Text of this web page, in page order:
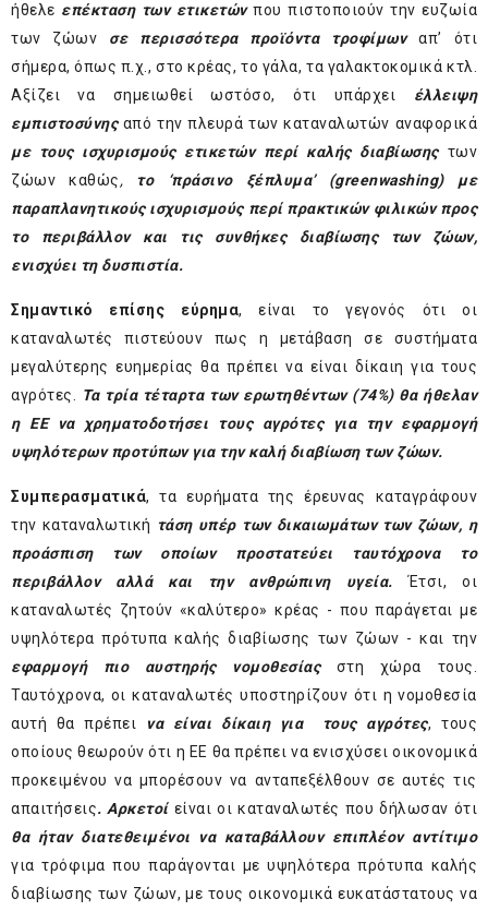
ήθελε επέκταση των ετικετώνπου πιστοποιούν την ευζωία
των ζώων σε περισσότερα προϊόντα τροφίμωναπ’ ότι
σήμερα, όπως π.χ., στο κρέας, το γάλα, τα γαλακτοκομικά κτλ.
Αξίζει να σημειωθεί ωστόσο, ότι υπάρχει έλλειψη
εμπιστοσύνηςαπό την πλευρά των καταναλωτών αναφορικά
με τους ισχυρισμούς ετικετών περί καλής διαβίωσηςτων
ζώων καθώς, το ‘πράσινο ξέπλυμα’ (greenwashing) με
παραπλανητικούς ισχυρισμούς περί πρακτικών φιλικών προς
το περιβάλλον και τις συνθήκες διαβίωσης των ζώων,
ενισχύει τη δυσπιστία.
Σημαντικό επίσης εύρημα, είναι το γεγονός ότι οι
καταναλωτές πιστεύουν πως η μετάβαση σε συστήματα
μεγαλύτερης ευημερίας θα πρέπει να είναι δίκαιη για τους
αγρότες. Τα τρία τέταρτα των ερωτηθέντων (74%) θα ήθελαν
η ΕΕ να χρηματοδοτήσει τους αγρότες
για την εφαρμογή
υψηλότερων προτύπων για την καλή διαβίωση των ζώων.
Συμπερασματικά, τα ευρήματα της έρευνας καταγράφουν
την καταναλωτική τάση υπέρ των δικαιωμάτων των ζώων, η
προάσπιση των οποίων προστατεύει ταυτόχρονα το
περιβάλλον αλλά και την ανθρώπινη υγεία. Έτσι, οι
καταναλωτές ζητούν «καλύτερο» κρέας - που παράγεται με
υψηλότερα πρότυπα καλής διαβίωσης των ζώων - και την
εφαρμογή πιο αυστηρής νομοθεσίαςστη χώρα τους.
Ταυτόχρονα, οι καταναλωτές υποστηρίζουν ότι η νομοθεσία
αυτή θα πρέπει
να είναι δίκαιη για τους αγρότες, τους
οποίους θεωρούν ότι η ΕΕ θα πρέπει να ενισχύσει οικονομικά
προκειμένου να μπορέσουν να ανταπεξέλθουν σε αυτές τις
απαιτήσεις. Αρκετοίείναι οι καταναλωτές που δήλωσαν ότι
θα ήταν διατεθειμένοι να καταβάλλουν επιπλέον αντίτιμο
για τρόφιμα που παράγονται με υψηλότερα πρότυπα καλής
διαβίωσης των ζώων, με τους οικονομικά ευκατάστατους να